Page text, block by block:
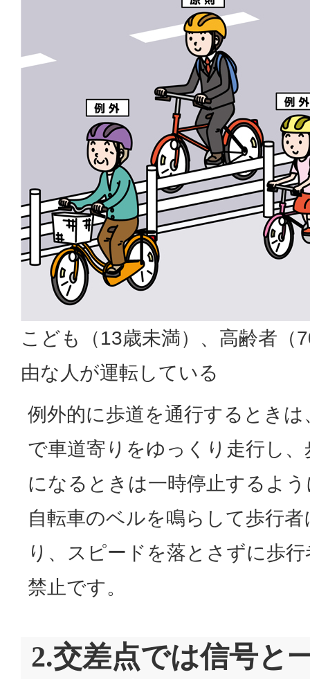
こども（13歳未満）、高齢者（
由な人が運転している
例外的に歩道を通行するとき
で車道寄りをゆっくり走行し
になるときは一時停止するよ
自転車のベルを鳴らして歩行
り、スピードを落とさずに歩
禁止です。
2.交差点では信号と